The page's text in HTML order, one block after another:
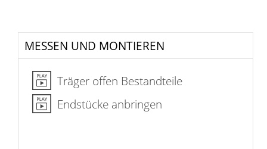
MESSEN UND MONTIEREN
Träger offen Bestandteile
Endstücke anbringen